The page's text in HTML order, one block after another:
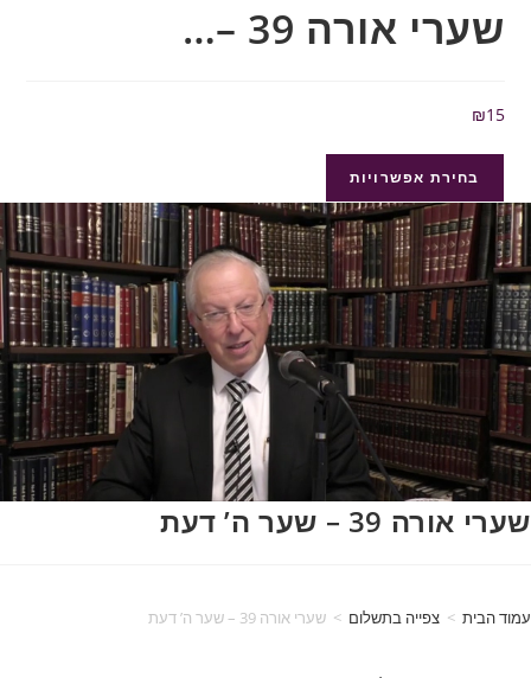
שערי אורה 39 –…
₪15
בחירת אפשרויות
שערי אורה 39 – שער ה’ דעת
עמוד הבית > צפייה בתשלום > שערי אורה 39 – שער ה’ דעת